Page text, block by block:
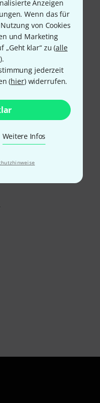
Anzeigen
Wenn das für
von Cookies
und Marketing
„Geht klar“ zu (alle
).
jederzeit
(hier) widerrufen.
Weitere Infos
per Nachnahme,
Sofort bezahlen